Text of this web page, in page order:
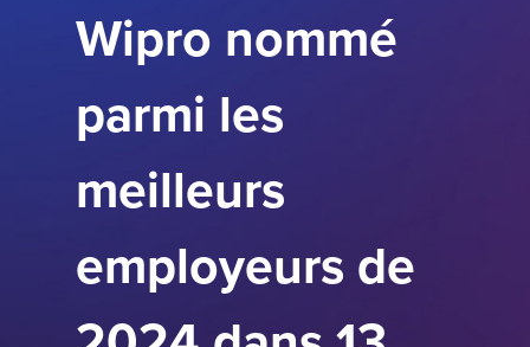
Wipro nommé
parmi les
meilleurs
employeurs de